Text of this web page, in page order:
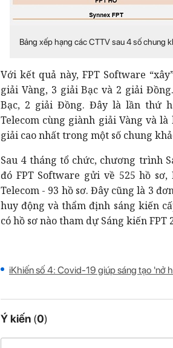
Bảng xếp hạng các CTTV sau 4 số chung
Với kết quả này, FPT Software
giải Vàng, 3 giải Bạc và 2 giải
Bạc, 2 giải Đồng. Đây là lần thứ
Telecom cùng giành giải Vàng và
giải cao nhất trong một số chung
Sau 4 tháng tổ chức, chương trình
đó FPT Software gửi về 525 hồ
Telecom - 93 hồ sơ. Đây cũng là 3
huy động và thẩm định sáng kiến
có hồ sơ nào tham dự Sáng kiến FPT
iKhiến số 4: Covid-19 giúp sáng tạo 'nở
Ý kiến (0)